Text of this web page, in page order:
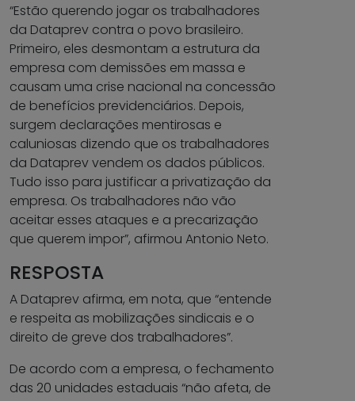
“Estão querendo jogar os trabalhadores
da Dataprev contra o povo brasileiro.
Primeiro, eles desmontam a estrutura da
empresa com demissões em massa e
causam uma crise nacional na concessão
de benefícios previdenciários. Depois,
surgem declarações mentirosas e
caluniosas dizendo que os trabalhadores
da Dataprev vendem os dados públicos.
Tudo isso para justificar a privatização da
empresa. Os trabalhadores não vão
aceitar esses ataques e a precarização
que querem impor”, afirmou Antonio Neto.
RESPOSTA
A Dataprev afirma, em nota, que “entende
e respeita as mobilizações sindicais e o
direito de greve dos trabalhadores”.
De acordo com a empresa, o fechamento
das 20 unidades estaduais “não afeta, de